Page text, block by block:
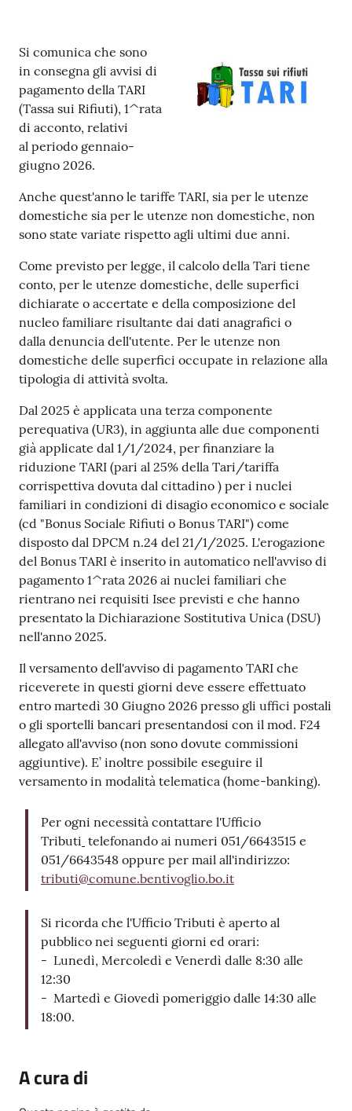
n
l
i
n
e
Tutti
gli
argomenti...
Seguici
su
Contenuto
Si comunica che sono
in consegna gli avvisi di
pagamento della TARI
(Tassa sui Rifiuti), 1^rata
di acconto, relativi
al periodo gennaio-
giugno 2026.
Anche quest'anno le tariffe TARI, sia per le utenze
domestiche sia per le utenze non domestiche, non
sono state variate rispetto agli ultimi due anni.
Come previsto per legge, il calcolo della Tari tiene
conto, per le utenze domestiche, delle superfici
dichiarate o accertate e della composizione del
nucleo familiare risultante dai dati anagrafici o
dalla denuncia dell'utente. Per le utenze non
domestiche delle superfici occupate in relazione alla
tipologia di attività svolta.
Dal 2025 è applicata una terza componente
perequativa (UR3), in aggiunta alle due componenti
già applicate dal 1/1/2024, per finanziare la
riduzione TARI (pari al 25% della Tari/tariffa
corrispettiva dovuta dal cittadino ) per i nuclei
familiari in condizioni di disagio economico e sociale
(cd "Bonus Sociale Rifiuti o Bonus TARI") come
disposto dal DPCM n.24 del 21/1/2025. L'erogazione
del Bonus TARI è inserito in automatico nell'avviso di
pagamento 1^rata 2026 ai nuclei familiari che
rientrano nei requisiti Isee previsti e che hanno
presentato la Dichiarazione Sostitutiva Unica (DSU)
nell'anno 2025.
Il versamento dell'avviso di pagamento TARI che
riceverete in questi giorni deve essere effettuato
entro martedì 30 Giugno 2026 presso gli uffici postali
o gli sportelli bancari presentandosi con il mod. F24
allegato all'avviso (non sono dovute commissioni
aggiuntive). E’ inoltre possibile eseguire il
versamento in modalità telematica (home-banking).
Per ogni necessità contattare l'Ufficio
Tributi telefonando ai numeri 051/6643515 e
051/6643548 oppure per mail all'indirizzo:
tributi@comune.bentivoglio.bo.it
Si ricorda che l'Ufficio Tributi è aperto al
pubblico nei seguenti giorni ed orari:
- Lunedì, Mercoledì e Venerdì dalle 8:30 alle
12:30
- Martedì e Giovedì pomeriggio dalle 14:30 alle
18:00.
A cura di